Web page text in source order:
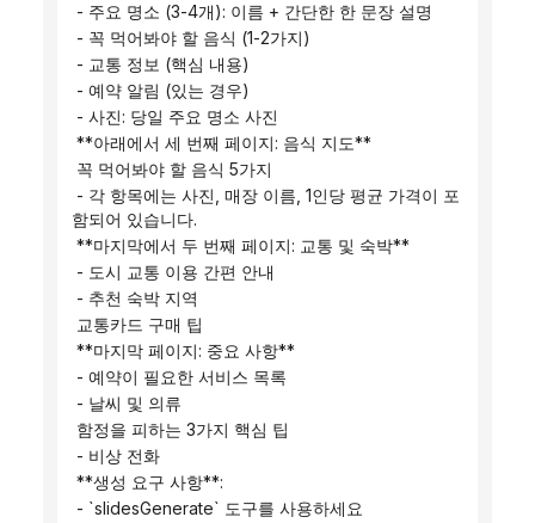
- 주요 명소 (3-4개): 이름 + 간단한 한 문장 설명
- 꼭 먹어봐야 할 음식 (1-2가지)
- 교통 정보 (핵심 내용)
- 예약 알림 (있는 경우)
- 사진: 당일 주요 명소 사진
**아래에서 세 번째 페이지: 음식 지도**
꼭 먹어봐야 할 음식 5가지
함되어 있습니다.
**마지막에서 두 번째 페이지: 교통 및 숙박**
- 도시 교통 이용 간편 안내
- 추천 숙박 지역
교통카드 구매 팁
**마지막 페이지: 중요 사항**
- 예약이 필요한 서비스 목록
- 날씨 및 의류
함정을 피하는 3가지 핵심 팁
- 비상 전화
**생성 요구 사항**:
- `slidesGenerate` 도구를 사용하세요